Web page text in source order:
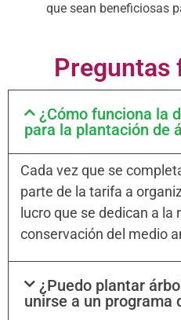
que sean beneficiosas
Preguntas
¿Cómo funciona la
para la plantación de
Cada vez que se
parte de la tarifa a
lucro que se dedican a la
conservación del medio
¿Puedo plantar
unirse a un programa